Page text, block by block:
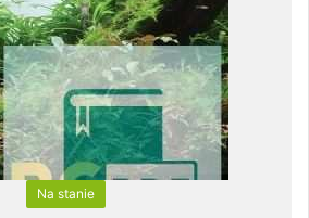
Na stanie